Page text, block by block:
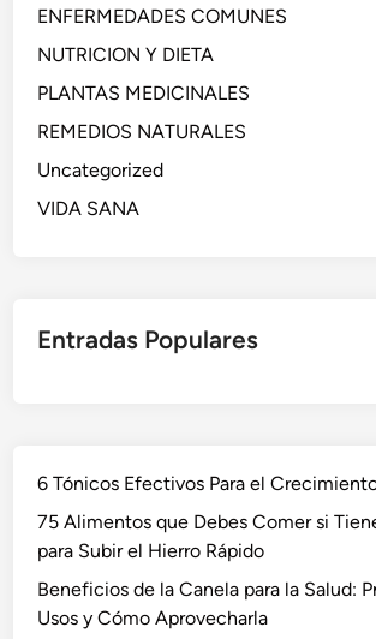
ENFERMEDADES COMUNES
NUTRICION Y DIETA
PLANTAS MEDICINALES
REMEDIOS NATURALES
Uncategorized
VIDA SANA
Entradas Populares
6 Tónicos Efectivos Para el
75 Alimentos que Debes Comer si
para Subir el Hierro Rápido
Beneficios de la Canela para la Salud:
Usos y Cómo Aprovecharla